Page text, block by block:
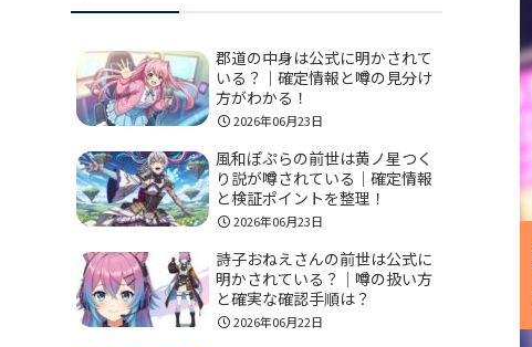
郡道の中身は公式に明かされて
いる？｜確定情報と噂の見分け
方がわかる！
2026年06月23日
風和ぽぷらの前世は黄ノ星つく
り説が噂されている｜確定情報
と検証ポイントを整理！
2026年06月23日
詩子おねえさんの前世は公式に
明かされている？｜噂の扱い方
と確実な確認手順は？
2026年06月22日